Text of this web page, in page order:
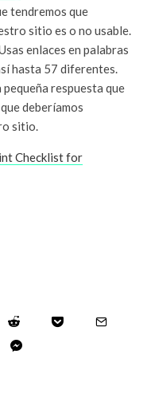
tendremos que
sitio es o no usable.
enlaces en palabras
hasta 57 diferentes.
respuesta que
deberíamos
sitio.
Checklist for